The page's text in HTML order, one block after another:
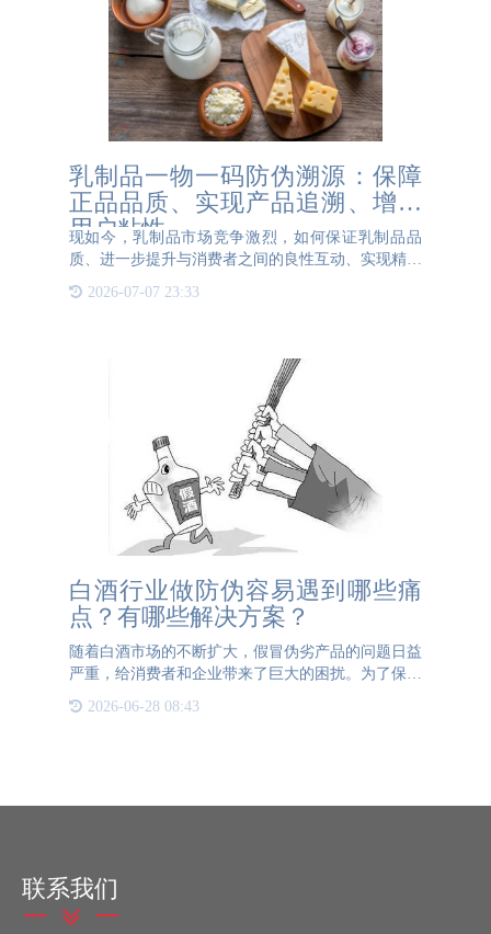
乳制品一物一码防伪溯源：保障
正品品质、实现产品追溯、增强
用户粘性
现如今，乳制品市场竞争激烈，如何保证乳制品品
质、进一步提升与消费者之间的良性互动、实现精准
营销，已成为乳制品企业关心的核心问题。而乳品一
物一码防伪溯源技术的实施，为整个乳制品行业带来
2026-07-07 23:33
白酒行业做防伪容易遇到哪些痛
点？有哪些解决方案？
随着白酒市场的不断扩大，假冒伪劣产品的问题日益
严重，给消费者和企业带来了巨大的困扰。为了保护
品牌声誉和消费者权益，白酒企业纷纷采取各种防伪
措施。然而，在实际操作中，白酒防伪仍面临诸多痛
2026-06-28 08:43
联系我们